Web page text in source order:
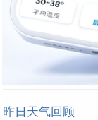
昨日天气回顾